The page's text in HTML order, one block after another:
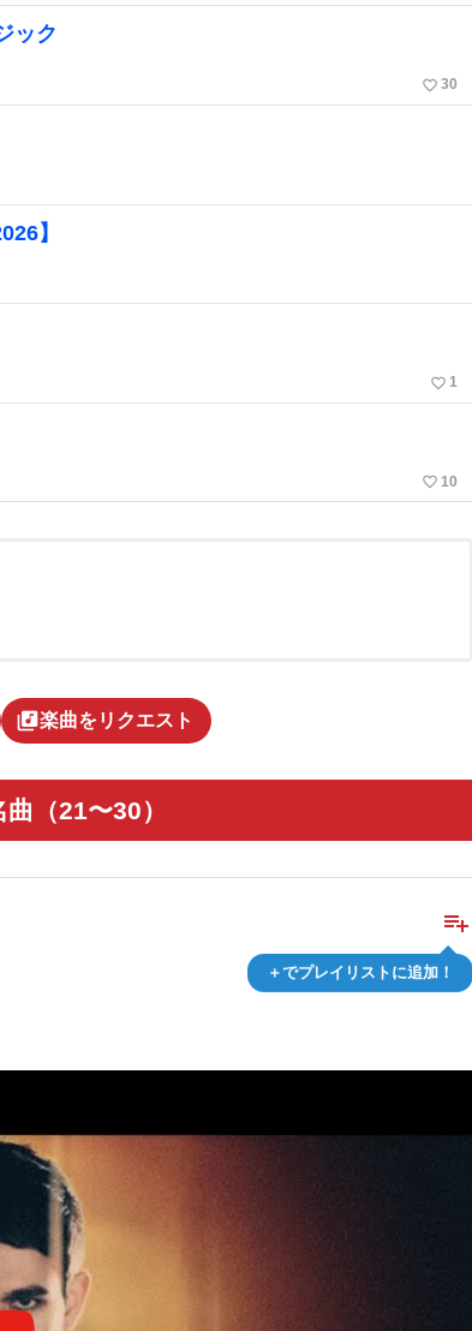
ック
favorite_border 30
】
favorite_border 1
favorite_border 10
library_music楽曲をリクエスト
（21〜30）
playlist_add
＋でプレイリストに追加！